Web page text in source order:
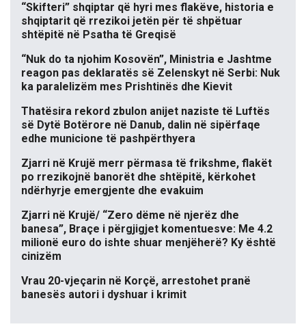
“Skifteri” shqiptar që hyri mes flakëve, historia e
shqiptarit që rrezikoi jetën për të shpëtuar
shtëpitë në Psatha të Greqisë
“Nuk do ta njohim Kosovën”, Ministria e Jashtme
reagon pas deklaratës së Zelenskyt në Serbi: Nuk
ka paralelizëm mes Prishtinës dhe Kievit
Thatësira rekord zbulon anijet naziste të Luftës
së Dytë Botërore në Danub, dalin në sipërfaqe
edhe municione të pashpërthyera
Zjarri në Krujë merr përmasa të frikshme, flakët
po rrezikojnë banorët dhe shtëpitë, kërkohet
ndërhyrje emergjente dhe evakuim
Zjarri në Krujë/ “Zero dëme në njerëz dhe
banesa”, Braçe i përgjigjet komentuesve: Me 4.2
milionë euro do ishte shuar menjëherë? Ky është
cinizëm
Vrau 20-vjeçarin në Korçë, arrestohet pranë
banesës autori i dyshuar i krimit